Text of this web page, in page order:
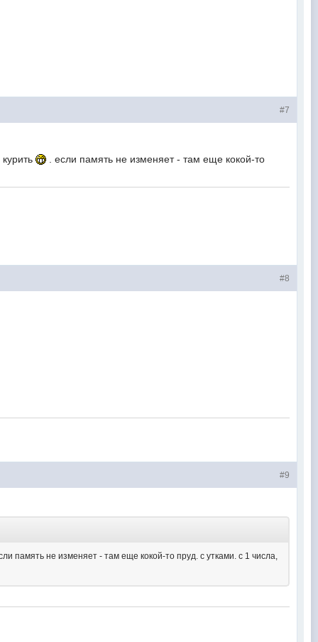
#7
курить . если память не изменяет - там еще кокой-то
#8
#9
память не изменяет - там еще кокой-то пруд. с утками. с 1 числа,